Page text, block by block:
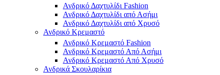
Ανδρικό Δαχτυλίδι Fashion
Ανδρικό Δαχτυλίδι από Ασήμι
Ανδρικό Δαχτυλίδι από Χρυσό
Ανδρικό Κρεμαστό
Ανδρικό Κρεμαστό Fashion
Ανδρικό Κρεμαστό Από Ασήμι
Ανδρικό Κρεμαστό Από Χρυσό
Ανδρικά Σκουλαρίκια